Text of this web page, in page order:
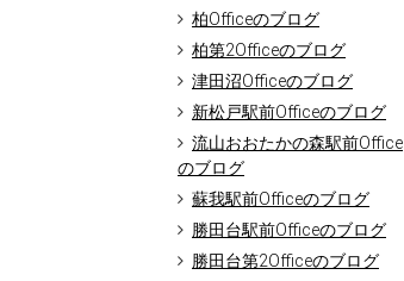
柏Officeのブログ
柏第2Officeのブログ
津田沼Officeのブログ
新松戸駅前Officeのブログ
流山おおたかの森駅前Office
のブログ
蘇我駅前Officeのブログ
勝田台駅前Officeのブログ
勝田台第2Officeのブログ